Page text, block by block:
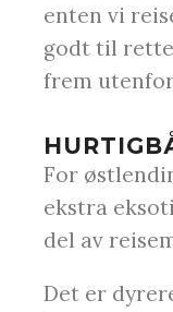
enten vi
godt til rette
frem
For
ekstra
del av
Det er